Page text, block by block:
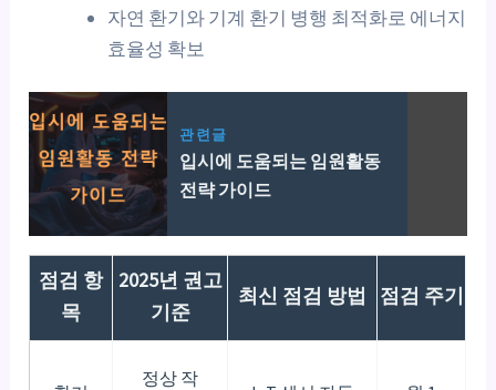
자연 환기와 기계 환기 병행 최적화로 에너지
효율성 확보
관련글
입시에 도움되는 임원활동
전략 가이드
점검 항
목
2025년 권고
기준
최신 점검 방법 점검 주기
정상 작